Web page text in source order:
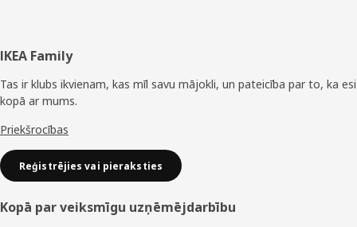
Kājene
IKEA Family
Tas ir klubs ikvienam, kas mīl savu mājokli, un pateicība par to, ka esi
kopā ar mums.
Priekšrocības
Reģistrējies vai pieraksties
Kopā par veiksmīgu uzņēmējdarbību